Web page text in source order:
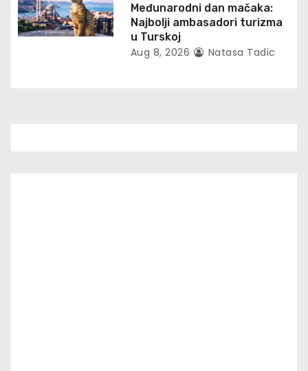
o
n
Međunarodni dan mačaka:
Najbolji ambasadori turizma
u Turskoj
Aug 8, 2026 Natasa Tadic